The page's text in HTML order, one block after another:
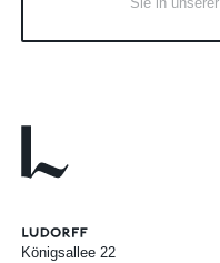
Königsallee 22